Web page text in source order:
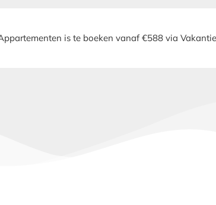
is te boeken vanaf €588 via